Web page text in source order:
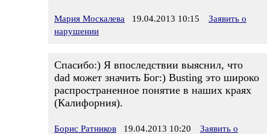
Мария Москалева 19.04.2013 10:15
Заявить о
нарушении
Спасибо:) Я впоследствии выяснил, что
dad может значить Бог:) Busting это широко
распространенное понятие в наших краях
(Калифорния).
Борис Ратников 19.04.2013 10:20
Заявить о